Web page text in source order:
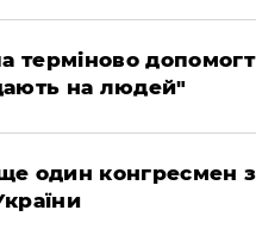
на людей"
один конгресмен